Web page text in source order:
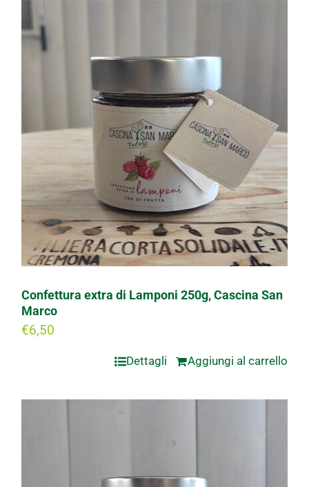
Confettura extra di Lamponi 250g, Cascina San
Marco
€6,50
Aggiungi al carrello
Dettagli